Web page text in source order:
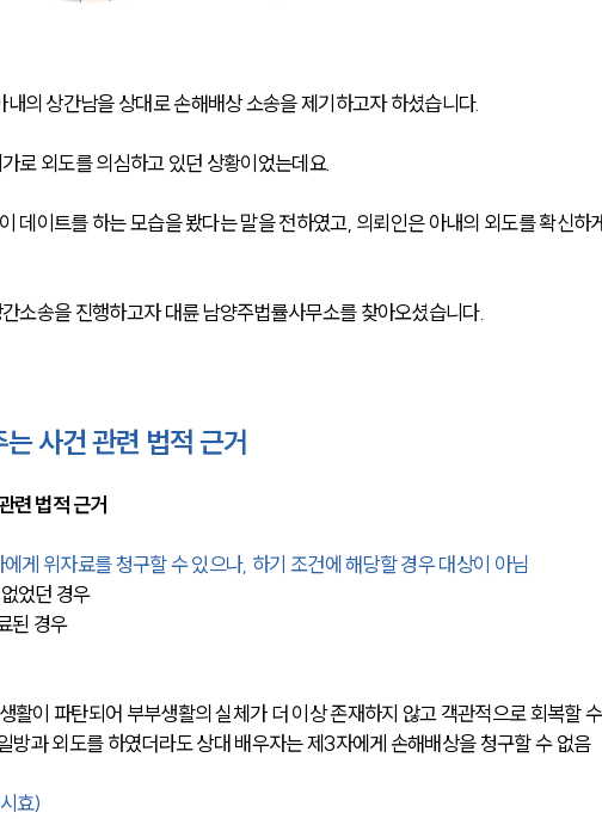
의 상간남을 상대로 손해배상 소송을 제기하고자 하셨습니다.
로 외도를 의심하고 있던 상황이었는데요.
데이트를 하는 모습을 봤다는 말을 전하였고, 의뢰인은 아내의 외도를 확신하
소송을 진행하고자 대륜 남양주법률사무소를 찾아오셨습니다.
사건 관련 법적 근거
련 법적 근거
게 위자료를 청구할 수 있으나, 하기 조건에 해당할 경우 대상이 아님
었던 경우
된 경우
활이 파탄되어 부부생활의 실체가 더 이상 존재하지 않고 객관적으로 회복할 수
방과 외도를 하였더라도 상대 배우자는 제3자에게 손해배상을 청구할 수 없음
효)